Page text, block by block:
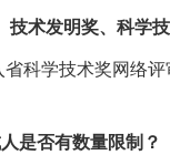
技术发明奖、科学
省科学技术奖网络
是否有数量限制？